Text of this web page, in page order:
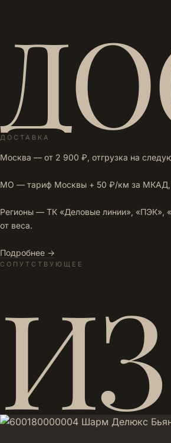
ДОСТАВКА
Москва — от 2 900 ₽, отгрузка на
МО — тариф Москвы + 50 ₽/км за МКАД,
Регионы — ТК «Деловые линии», «ПЭК»,
от веса.
Подробнее →
СОПУТСТВУЮЩЕЕ